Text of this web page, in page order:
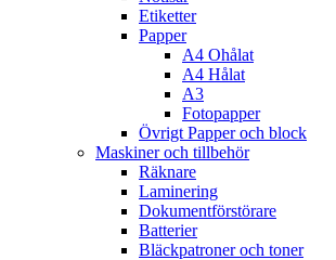
Etiketter
Papper
A4 Ohålat
A4 Hålat
A3
Fotopapper
Övrigt Papper och block
Maskiner och tillbehör
Räknare
Laminering
Dokumentförstörare
Batterier
Bläckpatroner och toner